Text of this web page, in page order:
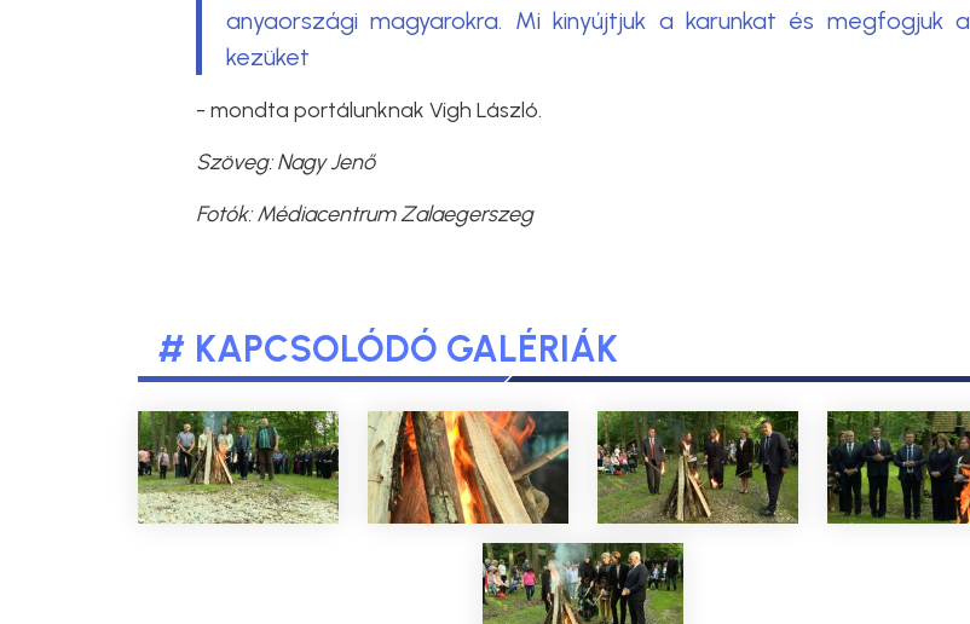
anyaországi magyarokra. Mi kinyújtjuk a karunkat és megfogjuk a
kezüket
- mondta portálunknak Vigh László.
Szöveg: Nagy Jenő
Fotók: Médiacentrum Zalaegerszeg
# KAPCSOLÓDÓ GALÉRIÁK